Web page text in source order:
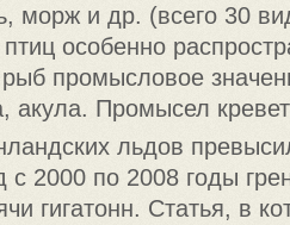
морж и др. (всего 30
особенно
промысловое
акула. Промысел
льдов
с 2000 по 2008 годы
гигатонн. Статья, в